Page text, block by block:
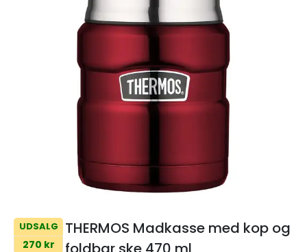
UDSALG
270 kr
THERMOS Madkasse med kop og